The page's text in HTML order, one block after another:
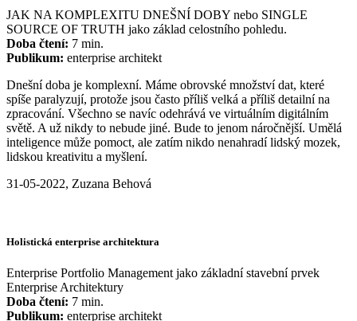
JAK NA KOMPLEXITU DNEŠNÍ DOBY nebo SINGLE
SOURCE OF TRUTH jako základ celostního pohledu.
Doba čtení: 7 min.
Publikum: enterprise architekt
Dnešní doba je komplexní. Máme obrovské množství dat, které
spíše paralyzují, protože jsou často příliš velká a příliš detailní na
zpracování. Všechno se navíc odehrává ve virtuálním digitálním
světě. A už nikdy to nebude jiné. Bude to jenom náročnější. Umělá
inteligence může pomoct, ale zatím nikdo nenahradí lidský mozek,
lidskou kreativitu a myšlení.
31-05-2022, Zuzana Behová
Holistická enterprise architektura
Enterprise Portfolio Management jako základní stavební prvek
Enterprise Architektury
Doba čtení: 7 min.
Publikum: enterprise architekt